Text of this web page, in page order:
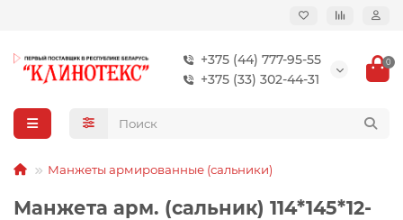
+375 (44) 777-95-55
+375 (33) 302-44-31
0
Манжеты армированные (сальники)
Манжета арм. (сальник) 114*145*12-